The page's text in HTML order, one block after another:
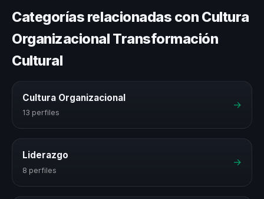
Categorías relacionadas con Cultura
Organizacional Transformación
Cultural
Cultura Organizacional
13 perfiles
→
Liderazgo
8 perfiles
→